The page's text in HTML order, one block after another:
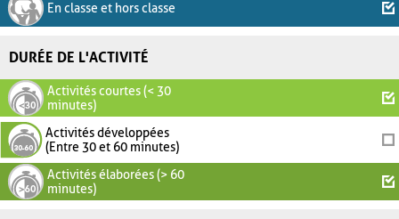
En classe et hors classe
DURÉE DE L'ACTIVITÉ
Activités courtes (< 30
minutes)
Activités développées
(Entre 30 et 60 minutes)
Activités élaborées (> 60
minutes)